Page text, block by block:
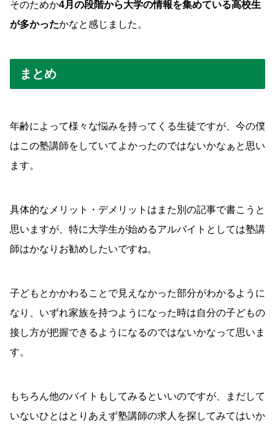
そのためか4月の段階から大学の情報を集めている高校生
が多かったかなと感じました。
まとめ
年齢によって様々な悩みを持ってくる生徒ですが、今の僕
はこの塾講師をしていてよかったのではないかなぁと思い
ます。
具体的なメリット・デメリットはまた別の記事で書こうと
思いますが、特に大学生が始めるアルバイトとしては塾講
師はかなりお勧めしたいですね。
子どもとかかわることで見えなかった部分がわかるように
なり、いずれ家族を持つようになった時は自分の子どもの
接し方が把握できるようになるのではないかなって思いま
す。
もちろん他のバイトもしてみるといいのですが、まだして
いないひとはとりあえず塾講師の求人を探してみてはいか